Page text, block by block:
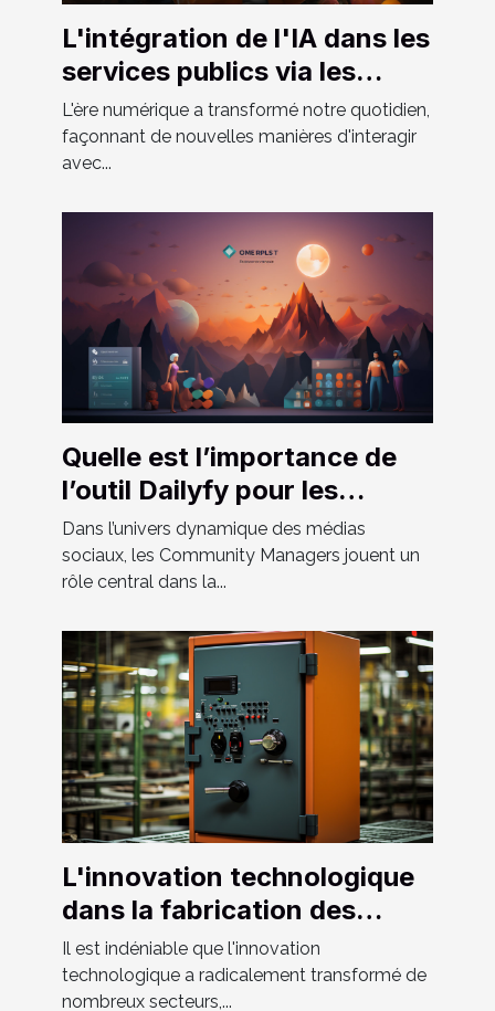
L'intégration de l'IA dans les
services publics via les
applications mobiles
L'ère numérique a transformé notre quotidien,
façonnant de nouvelles manières d'interagir
avec...
Quelle est l’importance de
l’outil Dailyfy pour les
Community Manager ?
Dans l’univers dynamique des médias
sociaux, les Community Managers jouent un
rôle central dans la...
L'innovation technologique
dans la fabrication des
coffres-forts
Il est indéniable que l'innovation
technologique a radicalement transformé de
nombreux secteurs,...